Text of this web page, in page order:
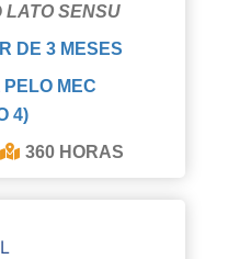
LATO SENSU
DE 3 MESES
MEC
4)
360 HORAS